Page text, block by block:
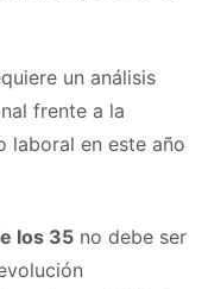
un análisis
frente a la
laboral en este año
los 35 no debe ser